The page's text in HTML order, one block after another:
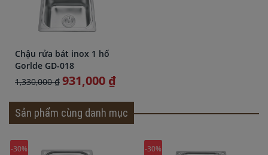
Chậu rửa bát inox 1 hố
Gorlde GD-018
1,330,000 ₫ 931,000 ₫
Sản phẩm cùng danh mục
-30% -30%